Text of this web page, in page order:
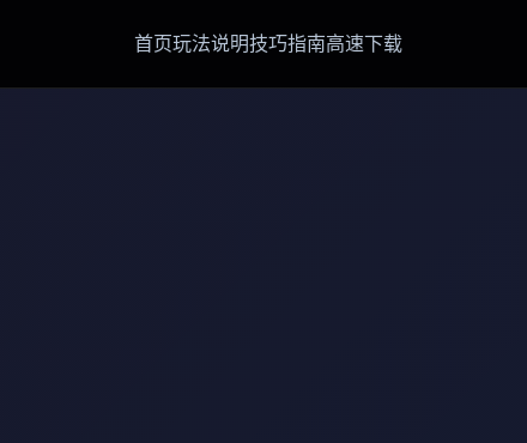
首页玩法说明技巧指南高速下载